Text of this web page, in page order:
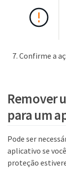
Confirme a
Remover
para um
Pode ser
aplicativo se
proteção